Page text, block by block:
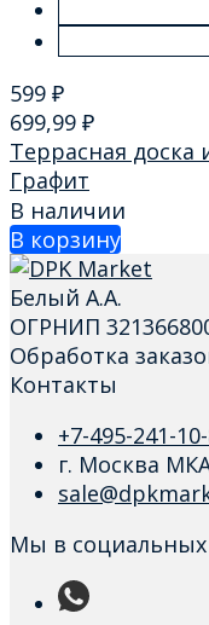
599 ₽
699,99 ₽
Террасная доска
Графит
В наличии
В корзину
Белый А.А.
ОГРНИП
Обработка
Контакты
+7-495-241-
г. Москва
Мы в социальных